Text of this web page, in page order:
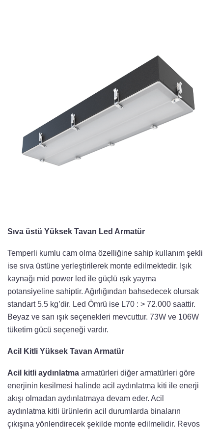
Sıva üstü Yüksek Tavan Led Armatür
Temperli kumlu cam olma özelliğine sahip kullanım şekli
ise sıva üstüne yerleştirilerek monte edilmektedir. Işık
kaynağı mid power led ile güçlü ışık yayma
potansiyeline sahiptir. Ağırlığından bahsedecek olursak
standart 5.5 kg’dir. Led Ömrü ise L70 : > 72.000 saattir.
Beyaz ve sarı ışık seçenekleri mevcuttur. 73W ve 106W
tüketim gücü seçeneği vardır.
Acil Kitli Yüksek Tavan Armatür
Acil kitli aydınlatma armatürleri diğer armatürleri göre
enerjinin kesilmesi halinde acil aydınlatma kiti ile enerji
akışı olmadan aydınlatmaya devam eder. Acil
aydınlatma kitli ürünlerin acil durumlarda binaların
çıkışına yönlendirecek şekilde monte edilmelidir. Revos